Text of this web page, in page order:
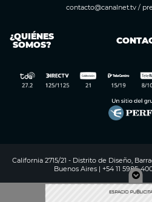
contacto@canalnet.tv/
¿QUIÉNES
SOMOS?
California 2715/21 - Distrito de Diseño,
Buenos Aires | +54 11 5985-